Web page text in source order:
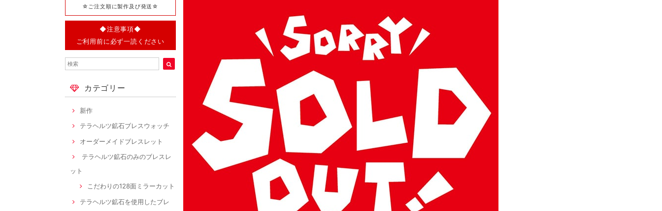
☆ご注文順に製作及び発送☆
◆注意事項◆
ご利用前に必ず一読ください
カテゴリー
新作
テラヘルツ鉱石ブレスウォッチ
オーダーメイドブレスレット
テラヘルツ鉱石のみのブレスレ
ット
こだわりの128面ミラーカット
テラヘルツ鉱石を使用したブレ